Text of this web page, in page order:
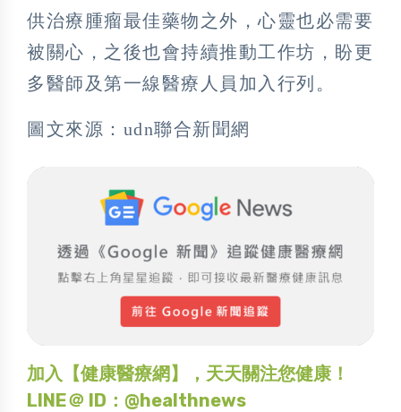
供治療腫瘤最佳藥物之外，心靈也必需要
被關心，之後也會持續推動工作坊，盼更
多醫師及第一線醫療人員加入行列。
圖文來源：udn聯合新聞網
加入【健康醫療網】，天天關注您健康！
LINE＠ ID：@healthnews